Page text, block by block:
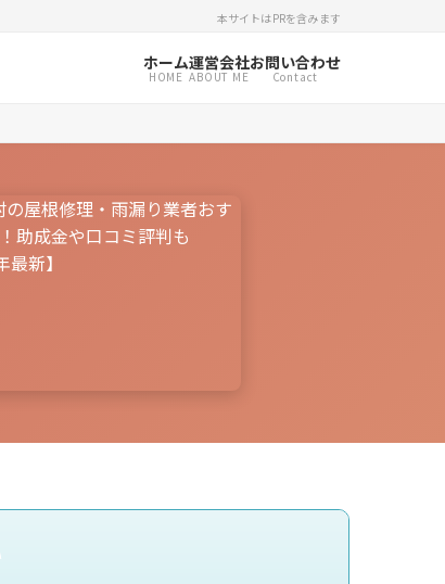
本サイトはPRを含みます
ホーム
HOME
運営会社
ABOUT ME
お問い合わせ
Contact